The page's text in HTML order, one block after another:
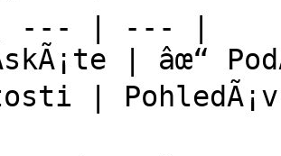
--- | --- |
| âœ“
|